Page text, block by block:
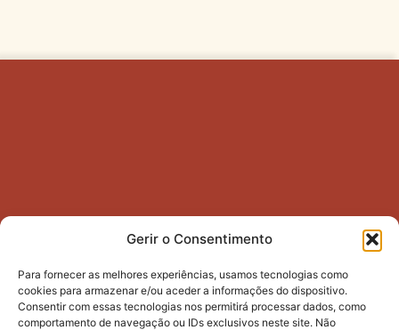
Gerir o Consentimento
Para fornecer as melhores experiências, usamos tecnologias como
cookies para armazenar e/ou aceder a informações do dispositivo.
Consentir com essas tecnologias nos permitirá processar dados, como
comportamento de navegação ou IDs exclusivos neste site. Não